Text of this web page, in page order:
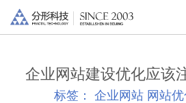
企业网站建设优化应该
标签： 企业网站 网站